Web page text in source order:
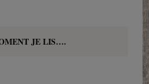
JE LIS….